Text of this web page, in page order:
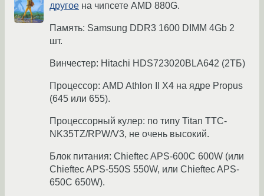
другое на чипсете AMD 880G.
Память: Samsung DDR3 1600 DIMM 4Gb 2
шт.
Винчестер: Hitachi HDS723020BLA642 (2ТБ)
Процессор: AMD Athlon II X4 на ядре Propus
(645 или 655).
Процессорный кулер: по типу Titan TTC-
NK35TZ/RPW/V3, не очень высокий.
Блок питания: Chieftec APS-600C 600W (или
Chieftec APS-550S 550W, или Chieftec APS-
650C 650W).